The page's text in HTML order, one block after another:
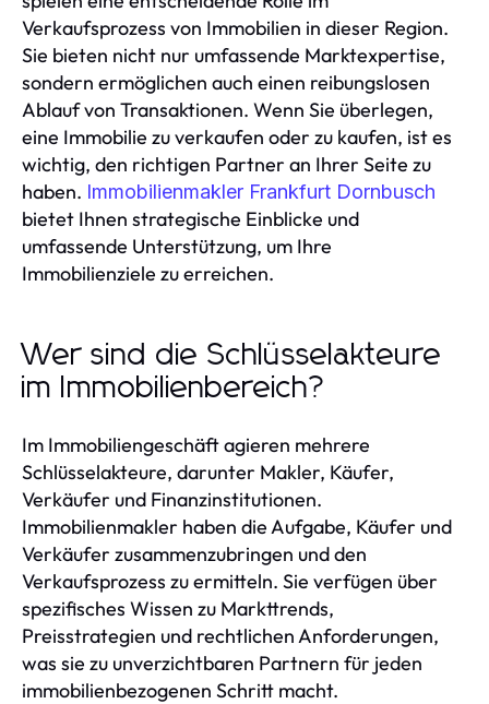
Verkaufsprozess von Immobilien in dieser Region.
Sie bieten nicht nur umfassende Marktexpertise,
sondern ermöglichen auch einen reibungslosen
Ablauf von Transaktionen. Wenn Sie überlegen,
eine Immobilie zu verkaufen oder zu kaufen, ist es
wichtig, den richtigen Partner an Ihrer Seite zu
haben. Immobilienmakler Frankfurt Dornbusch
bietet Ihnen strategische Einblicke und
umfassende Unterstützung, um Ihre
Immobilienziele zu erreichen.
Wer sind die Schlüsselakteure
im Immobilienbereich?
Im Immobiliengeschäft agieren mehrere
Schlüsselakteure, darunter Makler, Käufer,
Verkäufer und Finanzinstitutionen.
Immobilienmakler haben die Aufgabe, Käufer und
Verkäufer zusammenzubringen und den
Verkaufsprozess zu ermitteln. Sie verfügen über
spezifisches Wissen zu Markttrends,
Preisstrategien und rechtlichen Anforderungen,
was sie zu unverzichtbaren Partnern für jeden
immobilienbezogenen Schritt macht.